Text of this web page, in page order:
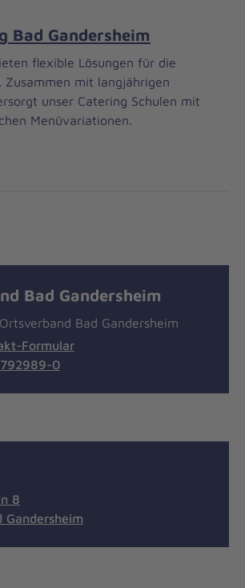
Bad Gandersheim
flexible Lösungen für die
Zusammen mit langjährigen
unser Catering Schulen mit
Menüvariationen.
Bad Gandersheim
Bad Gandersheim
Formular
0
8
Gandersheim